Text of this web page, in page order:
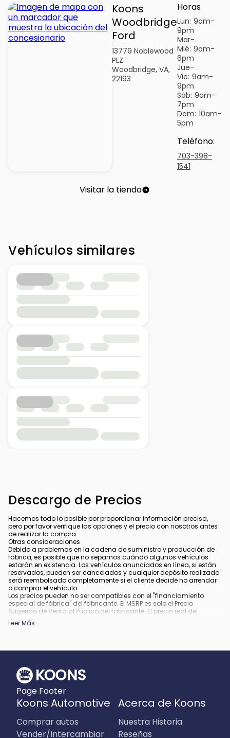
Koons
Woodbridge
Ford
13779 Noblewood
PLZ
Woodbridge, VA,
22193
Horas
Lun: 9am-
9pm
Mar-
Mié: 9am-
6pm
Jue-
Vie: 9am-
9pm
Sáb: 9am-
7pm
Dom: 10am-
5pm
Teléfono:
703-398-
1541
Visitar la tienda
Vehículos similares
Descargo de Precios
Hacemos todo lo posible por proporcionar información precisa,
pero por favor verifique las opciones y el precio con nosotros antes
de realizar la compra.
Otras consideraciones
Debido a problemas en la cadena de suministro y producción de
fábrica, es posible que no sepamos cuándo algunos vehículos
estarán en existencia. Los vehículos anunciados en línea, si están
reservados, pueden ser cancelados y cualquier depósito realizado
será reembolsado completamente si el cliente decide no arrendar
o comprar el vehículo.
Los precios pueden no ser compatibles con el "financiamiento
especial de fábrica" del fabricante. El MSRP es solo el Precio
Sugerido de Venta al Público del fabricante. El precio real del
concesionario puede variar.
Debido a la disponibilidad, algunas imágenes y opciones
especificaciones.
Todo financiamiento está sujeto a crédito aprobado.
Qué está incluido
Todos los precios incluyen los descuentos y estímulos aplicables.
Pueden aplicar descuentos y estímulos adicionales para aquellos
que califiquen. Cualquier incentivo o precio puede depender de los
pueden variar o expirar.
Qué no está incluido
Leer Más...
Page Footer
Koons Automotive
Comprar autos
Vender/Intercambiar
Acerca de Koons
Nuestra Historia
Reseñas